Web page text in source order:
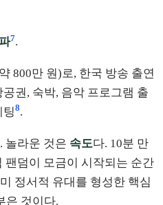
7.
800만 원)로, 한국 방송 출연
권, 숙박, 음악 프로그램 출
팅8.
놀라운 것은 속도다. 10분 만
팬덤이 모금이 시작되는 순간
정서적 유대를 형성한 핵심
은 것이다.